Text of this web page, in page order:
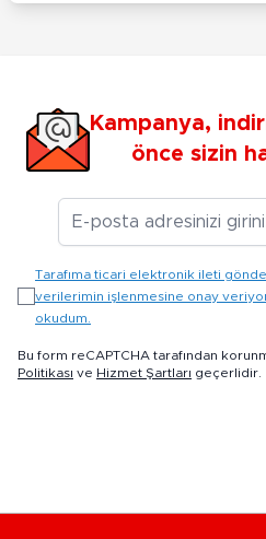
Kampanya,
önce sizin
Tarafıma ticari elektronik ileti
verilerimin işlenmesine onay
okudum.
Bu form reCAPTCHA tarafından
Politikası ve Hizmet Şartları geçerlidir.